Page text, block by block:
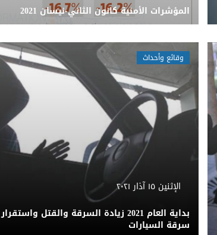
المؤشرات الأمنية كانون الثاني-نيسان 2021
وقائع وأحداث
الإثنين ١٥ آذار ٢٠٢١
بداية العام 2021 زيادة السرقة والقتل واستقرار
سرقة السيارات